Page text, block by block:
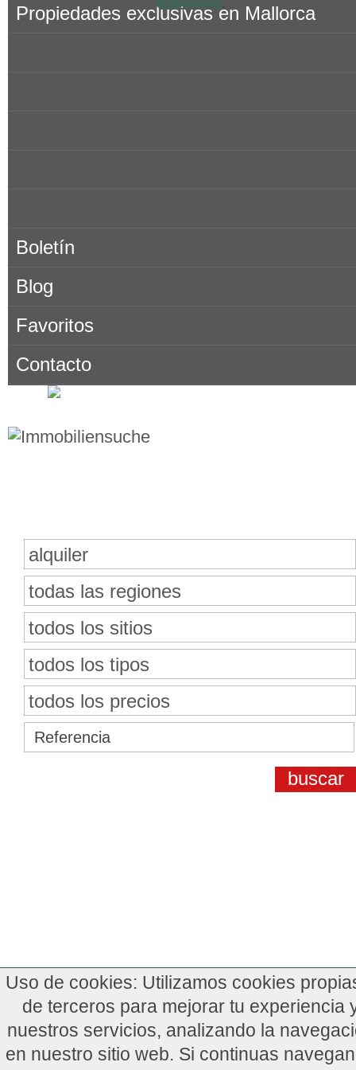
Uso de cookies: Utilizamos cookies
de terceros para mejorar tu experiencia
nuestros servicios, analizando la
en nuestro sitio web. Si continuas
Propiedades exclusivas en Mallorca
Boletín
Blog
Favoritos
Contacto
alquiler
todas las regiones
todos los sitios
todos los tipos
todos los precios
testimonios